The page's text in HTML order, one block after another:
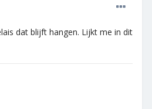
dat blijft hangen. Lijkt me in dit